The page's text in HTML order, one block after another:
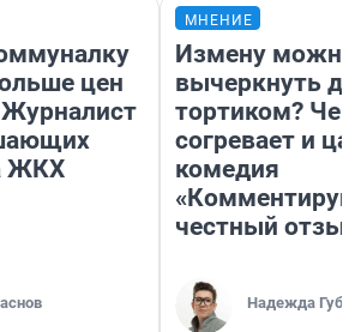
цен
Журналист
ЖКХ
МНЕНИЕ
Измену можно
вычеркнуть
тортиком? Чем
согревает и
комедия
«Комментируй
честный отзыв
Надежда